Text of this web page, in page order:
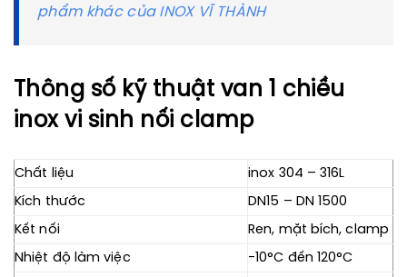
phẩm khác của INOX VĨ THÀNH
Thông số kỹ thuật van 1 chiều
inox vi sinh nối clamp
Chất liệu
inox 304 – 316L
Kích thước
DN15 – DN 1500
Kết nối
Ren, mặt bích, clamp
Nhiệt độ làm việc
-10°C đến 120°C